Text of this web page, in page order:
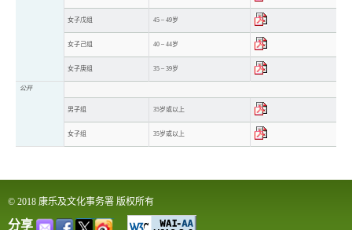
女子戊组 45 – 49岁
女子己组 40 – 44岁
女子庚组 35 – 39岁
公开
男子组 35岁或以上
女子组 35岁或以上
© 2018 康乐及文化事务署 版权所有
分享